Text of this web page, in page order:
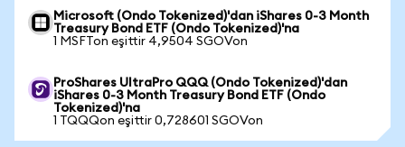
Microsoft (Ondo Tokenized)'dan iShares 0-3 Month
Treasury Bond ETF (Ondo Tokenized)'na
1 MSFTon eşittir 4,9504 SGOVon
ProShares UltraPro QQQ (Ondo Tokenized)'dan
iShares 0-3 Month Treasury Bond ETF (Ondo
Tokenized)'na
1 TQQQon eşittir 0,728601 SGOVon